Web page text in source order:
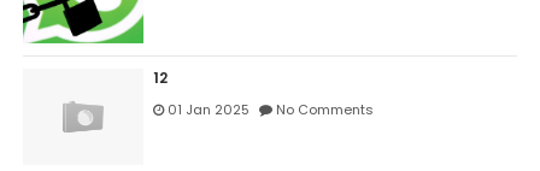
12
01 Jan 2025 No Comments